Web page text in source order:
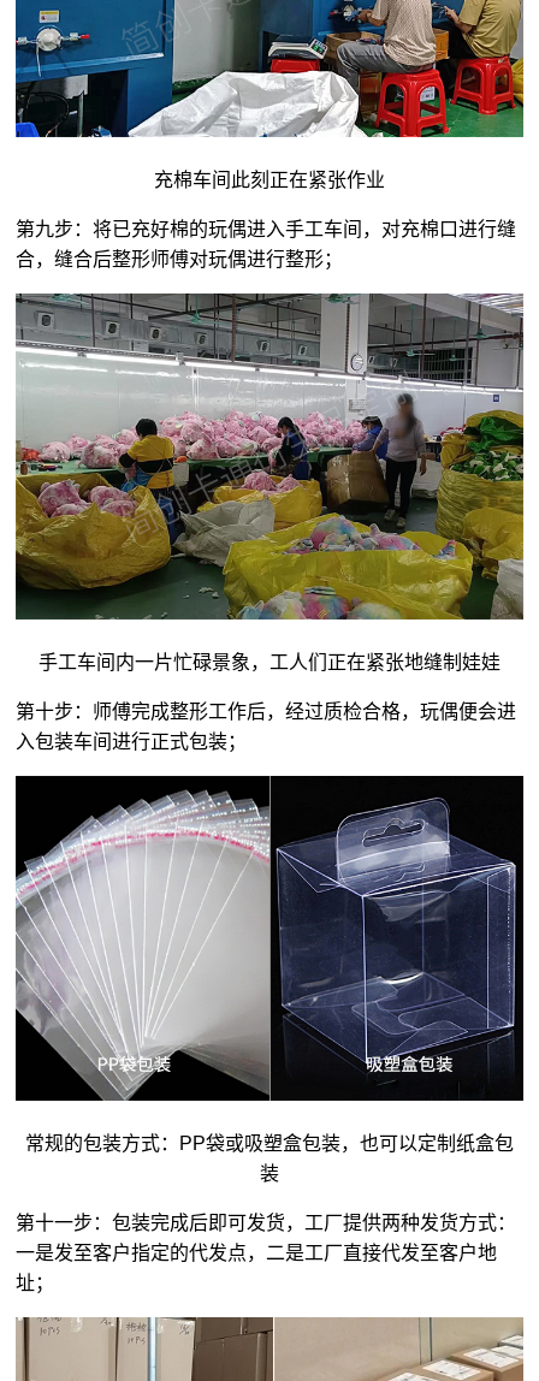
充棉车间此刻正在紧张作业
第九步：将已充好棉的玩偶进入手工车间，对充棉口进行缝
合，缝合后整形师傅对玩偶进行整形；
手工车间内一片忙碌景象，工人们正在紧张地缝制娃娃
第十步：师傅完成整形工作后，经过质检合格，玩偶便会进
入包装车间进行正式包装；
常规的包装方式：PP袋或吸塑盒包装，也可以定制纸盒包
装
第十一步：包装完成后即可发货，工厂提供两种发货方式：
一是发至客户指定的代发点，二是工厂直接代发至客户地
址；